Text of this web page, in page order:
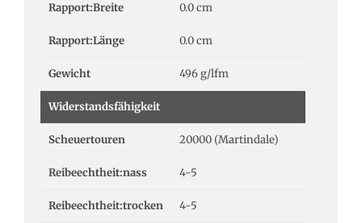
Rapport:Breite 0.0 cm
Rapport:Länge 0.0 cm
Gewicht 496 g/lfm
Widerstandsfähigkeit
Scheuertouren 20000 (Martindale)
Reibeechtheit:nass 4-5
Reibeechtheit:trocken 4-5